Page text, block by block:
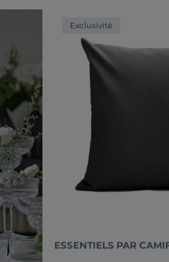
Exclusivité
ESSENTIELS PAR